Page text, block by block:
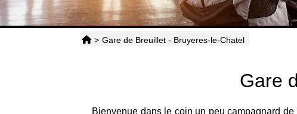
> Gare de Breuillet - Bruyeres-le-Chatel
Gare
Bienvenue dans le coin un peu campagnard